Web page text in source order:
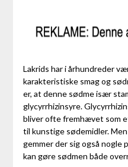
Lakrids har i århundreder
karakteristiske smag og
er, at denne sødme især
glycyrrhizinsyre.
bliver ofte fremhævet som
til kunstige sødemidler.
gemmer der sig også nogle
kan gøre sødmen både